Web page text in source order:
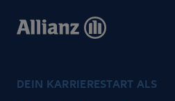
zum
DEIN KARRIERESTART ALS